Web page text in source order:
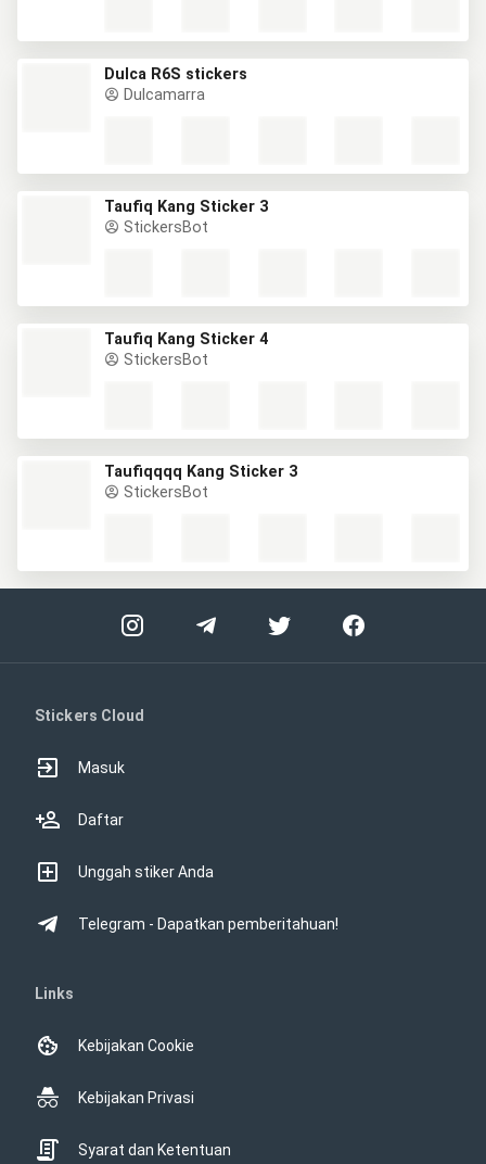
Dulca R6S stickers
Dulcamarra
Taufiq Kang Sticker 3
StickersBot
Taufiq Kang Sticker 4
StickersBot
Taufiqqqq Kang Sticker 3
StickersBot
Stickers Cloud
Masuk
Daftar
Unggah stiker Anda
Telegram - Dapatkan pemberitahuan!
Links
Kebijakan Cookie
Kebijakan Privasi
Syarat dan Ketentuan